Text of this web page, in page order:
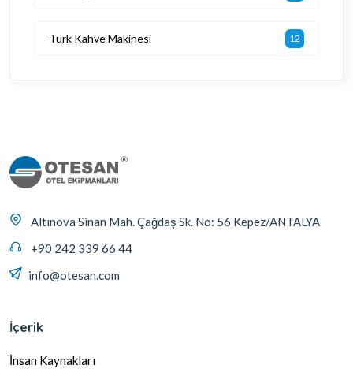
Türk Kahve Makinesi 12
Altınova Sinan Mah. Çağdaş Sk. No: 56 Kepez/ANTALYA
+90 242 339 66 44
info@otesan.com
İçerik
İnsan Kaynakları